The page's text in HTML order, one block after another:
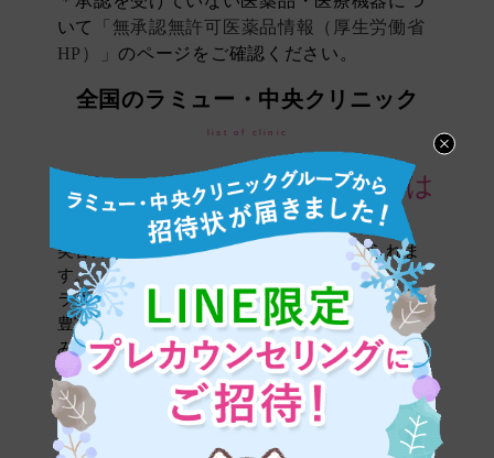
いて
「無承認無許可医薬品情報（厚生労働省
HP）」のページをご確認ください。
全国のラミュー・中央クリニック
list of clinic
ラミュー・中央クリニックは
全国19院。
美容外科治療には確かな医療技術が求められま
す。
ラミュー・中央クリニックでは、高い技術力、
豊富な経験・実績のある、選ばれたドクターの
みが治療を行ないます。
札幌院
帯広院